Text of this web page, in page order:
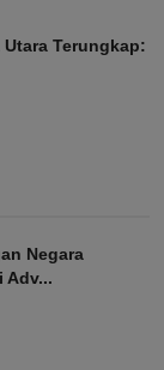
Terungkap:
Negara
Adv...